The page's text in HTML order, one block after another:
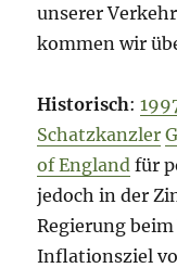
unserer
kommen wir
Historisch:
Schatzkanzler
of England für
jedoch in der
Regierung
Inflationsziel